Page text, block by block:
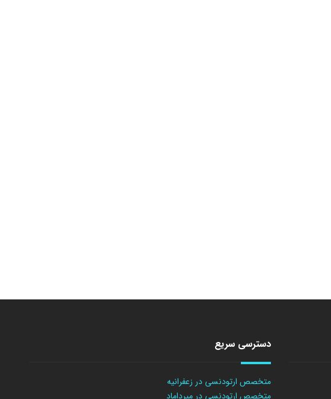
دسترسی سریع
متخصص ارتودنسی در زعفرانیه
متخصص ارتودنسی در میرداماد